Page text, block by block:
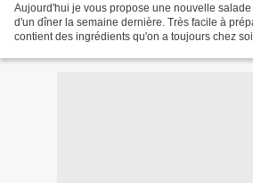
Aujourd'hui je vous propose une nouvelle
d'un dîner la semaine dernière. Très facile à
contient des ingrédients qu'on a toujours chez